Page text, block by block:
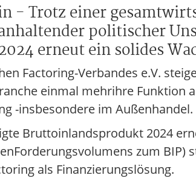
- Trotz einer
politischer
erneut ein solides
Factoring-Verbandes e.V.
einmal mehrihre Funktion
-insbesondere im Außenhandel.
Bruttoinlandsprodukt 2024
zum BIP)
als Finanzierungslösung.